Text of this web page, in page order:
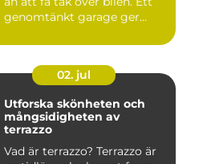
genomtänkt garage ger
02. jul
Utforska skönheten och
mångsidigheten av
terrazzo
Vad är terrazzo? Terrazzo är